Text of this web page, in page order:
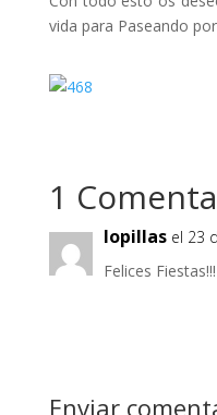
vida para Paseando
1
lopillas el 23
Felices Fiestas!!!
Enviar